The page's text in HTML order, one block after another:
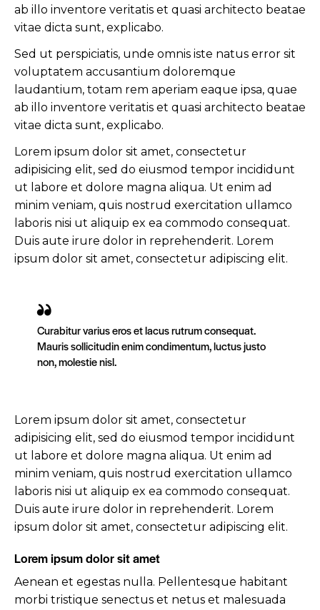
ab illo inventore veritatis et quasi architecto beatae
vitae dicta sunt, explicabo.
Sed ut perspiciatis, unde omnis iste natus error sit
voluptatem accusantium doloremque
laudantium, totam rem aperiam eaque ipsa, quae
ab illo inventore veritatis et quasi architecto beatae
vitae dicta sunt, explicabo.
Lorem ipsum dolor sit amet, consectetur
adipisicing elit, sed do eiusmod tempor incididunt
ut labore et dolore magna aliqua. Ut enim ad
minim veniam, quis nostrud exercitation ullamco
laboris nisi ut aliquip ex ea commodo consequat.
Duis aute irure dolor in reprehenderit. Lorem
ipsum dolor sit amet, consectetur adipiscing elit.
Curabitur varius eros et lacus rutrum consequat.
Mauris sollicitudin enim condimentum, luctus justo
non, molestie nisl.
Lorem ipsum dolor sit amet, consectetur
adipisicing elit, sed do eiusmod tempor incididunt
ut labore et dolore magna aliqua. Ut enim ad
minim veniam, quis nostrud exercitation ullamco
laboris nisi ut aliquip ex ea commodo consequat.
Duis aute irure dolor in reprehenderit. Lorem
ipsum dolor sit amet, consectetur adipiscing elit.
Lorem ipsum dolor sit amet
Aenean et egestas nulla. Pellentesque habitant
morbi tristique senectus et netus et malesuada